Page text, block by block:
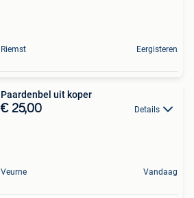
Riemst Eergisteren
Paardenbel uit koper
€ 25,00 Details
Veurne Vandaag